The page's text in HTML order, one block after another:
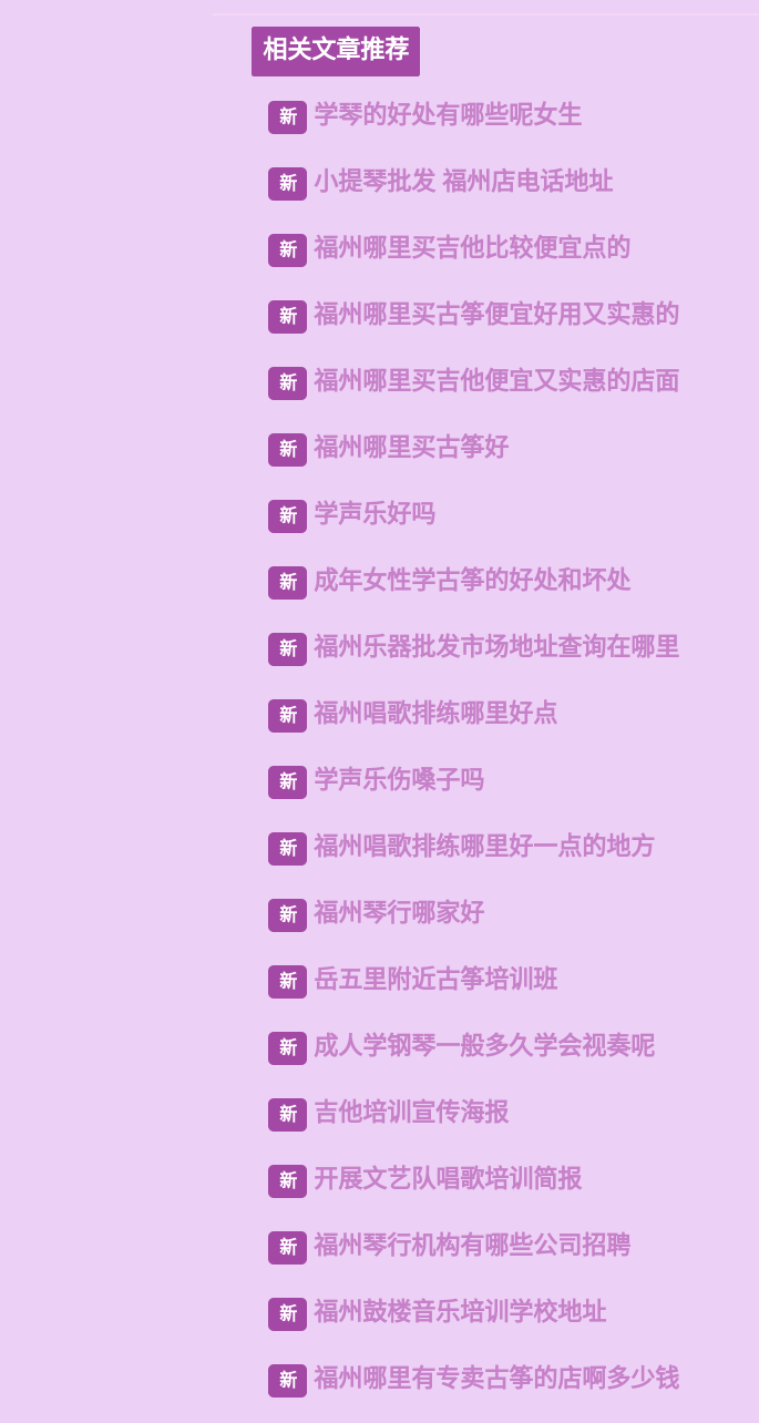
相关文章推荐
新 学琴的好处有哪些呢女生
新 小提琴批发 福州店电话地址
新 福州哪里买吉他比较便宜点的
新 福州哪里买古筝便宜好用又实惠的
新 福州哪里买吉他便宜又实惠的店面
新 福州哪里买古筝好
新 学声乐好吗
新 成年女性学古筝的好处和坏处
新 福州乐器批发市场地址查询在哪里
新 福州唱歌排练哪里好点
新 学声乐伤嗓子吗
新 福州唱歌排练哪里好一点的地方
新 福州琴行哪家好
新 岳五里附近古筝培训班
新 成人学钢琴一般多久学会视奏呢
新 吉他培训宣传海报
新 开展文艺队唱歌培训简报
新 福州琴行机构有哪些公司招聘
新 福州鼓楼音乐培训学校地址
新 福州哪里有专卖古筝的店啊多少钱